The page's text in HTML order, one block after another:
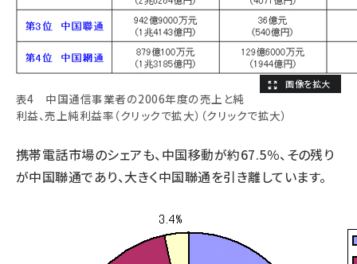
表4 中国通信事業者の2006年度の売上と純
利益、売上純利益率（クリックで拡大）（クリックで拡大）
携帯電話市場のシェアも、中国移動が約67.5％、その残り
が中国聯通であり、大きく中国聯通を引き離しています。